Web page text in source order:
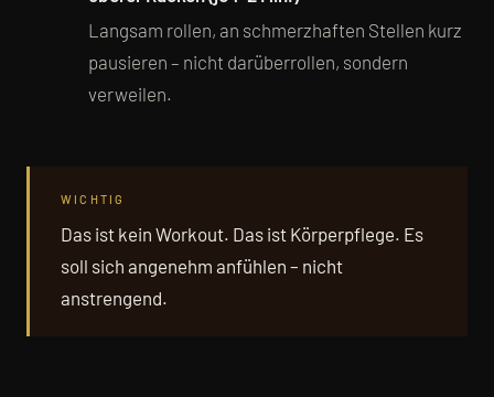
Langsam rollen, an schmerzhaften Stellen kurz
pausieren – nicht darüberrollen, sondern
verweilen.
WICHTIG
Das ist kein Workout. Das ist Körperpflege. Es
soll sich angenehm anfühlen – nicht
anstrengend.